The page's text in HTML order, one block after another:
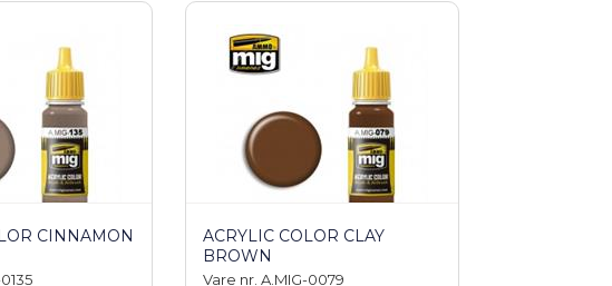
CINNAMON
ACRYLIC COLOR CLAY
BROWN
Vare nr. A.MIG-0079